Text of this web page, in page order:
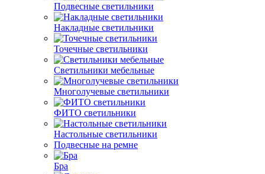
Подвесные светильники
Накладные светильники
Точечные светильники
Светильники мебельные
Многолучевые светильники
ФИТО светильники
Настольные светильники
Подвесные на ремне
Бра